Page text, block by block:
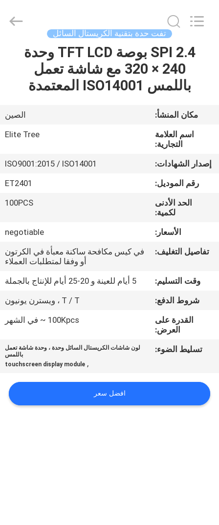
منزل
المنتجات
أشرطة
فيديو
حول
جولة
المعمل
ضبط
الجودة
اتصل
طلب
Technology.
تفت حدة بتقنية الكريستال السائل
SPI 2.4 بوصة TFT LCD وحدة
240 × 320 مع شاشة تعمل
باللمس ISO14001 المعتمدة
مكان المنشأ:
الصين
اسم العلامة
التجارية:
Elite Tree
إصدار الشهادات:
ISO9001:2015 / ISO14001
رقم الموديل:
ET2401
الحد الأدنى
لكمية:
100PCS
الأسعار:
negotiable
تفاصيل التغليف:
في كيس مكافحة ساكنة معبأة في الكرتون
أو وفقا لمتطلبات العملاء
وقت التسليم:
5 أيام للعينة و 20-25 أيام للإنتاج بالجملة
شروط الدفع:
T / T ، ويسترن يونيون
القدرة على
العرض:
100Kpcs ~ في الشهر
تسليط الضوء:
لون شاشات الكريستال السائل وحدة ، وحدة شاشة تعمل
باللمس
,
touchscreen display module
افضل سعر